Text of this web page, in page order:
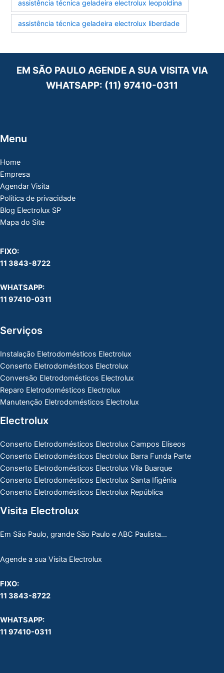
assistência técnica geladeira electrolux leopoldina
assistência técnica geladeira electrolux liberdade
EM SÃO PAULO AGENDE A SUA VISITA VIA
WHATSAPP: (11) 97410-0311
Menu
Home
Empresa
Agendar Visita
Política de privacidade
Blog Electrolux SP
Mapa do Site
FIXO:
11 3843-8722
WHATSAPP:
11 97410-0311
Serviços
Instalação Eletrodomésticos Electrolux
Conserto Eletrodomésticos Electrolux
Conversão Eletrodomésticos Electrolux
Reparo Eletrodomésticos Electrolux
Manutenção Eletrodomésticos Electrolux
Electrolux
Conserto Eletrodomésticos Electrolux Campos Elíseos
Conserto Eletrodomésticos Electrolux Barra Funda Parte
Conserto Eletrodomésticos Electrolux Vila Buarque
Conserto Eletrodomésticos Electrolux Santa Ifigênia
Conserto Eletrodomésticos Electrolux República
Visita Electrolux
Em São Paulo, grande São Paulo e ABC Paulista…
Agende a sua Visita Electrolux
FIXO:
11 3843-8722
WHATSAPP:
11 97410-0311